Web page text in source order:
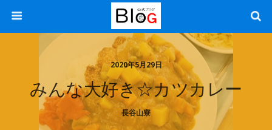
2020年5月29日
みんな大好き☆カツカレー
長谷山寮